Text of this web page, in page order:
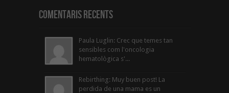
Comentaris Recents
Paula Luglin: Crec que temes tan
sensibles com l'oncologia
hematològica s'...
Rebirthing: Muy buen post! La
perdida de una mama es un